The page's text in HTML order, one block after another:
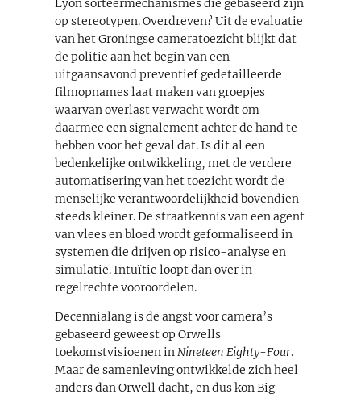
Lyon sorteermechanismes die gebaseerd zijn
op stereotypen. Overdreven? Uit de evaluatie
van het Groningse cameratoezicht blijkt dat
de politie aan het begin van een
uitgaansavond preventief gedetailleerde
filmopnames laat maken van groepjes
waarvan overlast verwacht wordt om
daarmee een signalement achter de hand te
hebben voor het geval dat. Is dit al een
bedenkelijke ontwikkeling, met de verdere
automatisering van het toezicht wordt de
menselijke verantwoordelijkheid bovendien
steeds kleiner. De straatkennis van een agent
van vlees en bloed wordt geformaliseerd in
systemen die drijven op risico-analyse en
simulatie. Intuïtie loopt dan over in
regelrechte vooroordelen.
Decennialang is de angst voor camera’s
gebaseerd geweest op Orwells
toekomstvisioenen inNineteen Eighty-Four.
Maar de samenleving ontwikkelde zich heel
anders dan Orwell dacht, en dus kon Big